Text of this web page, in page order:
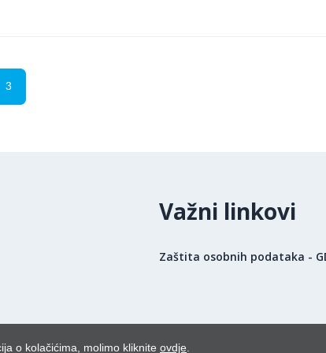
3
Važni linkovi
Zaštita osobnih podataka -
o kolačićima, molimo kliknite ovdje